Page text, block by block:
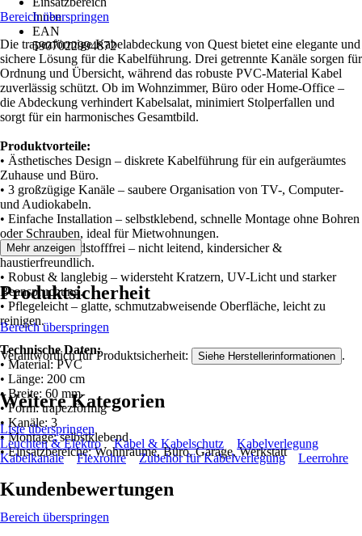
Innen
EAN
5907022994872
Bereich überspringen
Die trapezförmige Kabelabdeckung von Quest bietet eine elegante und
sichere Lösung für die Kabelführung. Drei getrennte Kanäle sorgen für
Ordnung und Übersicht, während das robuste PVC-Material Kabel
zuverlässig schützt. Ob im Wohnzimmer, Büro oder Home-Office –
die Abdeckung verhindert Kabelsalat, minimiert Stolperfallen und
sorgt für ein harmonisches Gesamtbild.
Produktvorteile:
• Ästhetisches Design – diskrete Kabelführung für ein aufgeräumtes
Zuhause und Büro.
• 3 großzügige Kanäle – saubere Organisation von TV-, Computer-
und Audiokabeln.
• Einfache Installation – selbstklebend, schnelle Montage ohne Bohren
oder Schrauben, ideal für Mietwohnungen.
• Sicher & schadstofffrei – nicht leitend, kindersicher &
haustierfreundlich.
• Robust & langlebig – widersteht Kratzern, UV-Licht und starker
Beanspruchung.
• Pflegeleicht – glatte, schmutzabweisende Oberfläche, leicht zu
reinigen.
Technische Daten:
• Material: PVC
• Länge: 200 cm
• Breite: 60 mm
• Form: trapezförmig
• Kanäle: 3
• Montage: selbstklebend
• Einsatzbereiche: Wohnräume, Büro, Garage, Werkstatt
Mehr anzeigen
Produktsicherheit
Bereich überspringen
Verantwortlich für Produktsicherheit: Siehe Herstellerinformationen .
Weitere Kategorien
Liste überspringen
Leuchten & Elektro
Kabel & Kabelschutz
Kabelverlegung
Kabelkanäle
Flexrohre Zubehör für Kabelverlegung Leerrohre
Kundenbewertungen
Bereich überspringen